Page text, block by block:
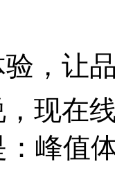
，让
现在
峰值